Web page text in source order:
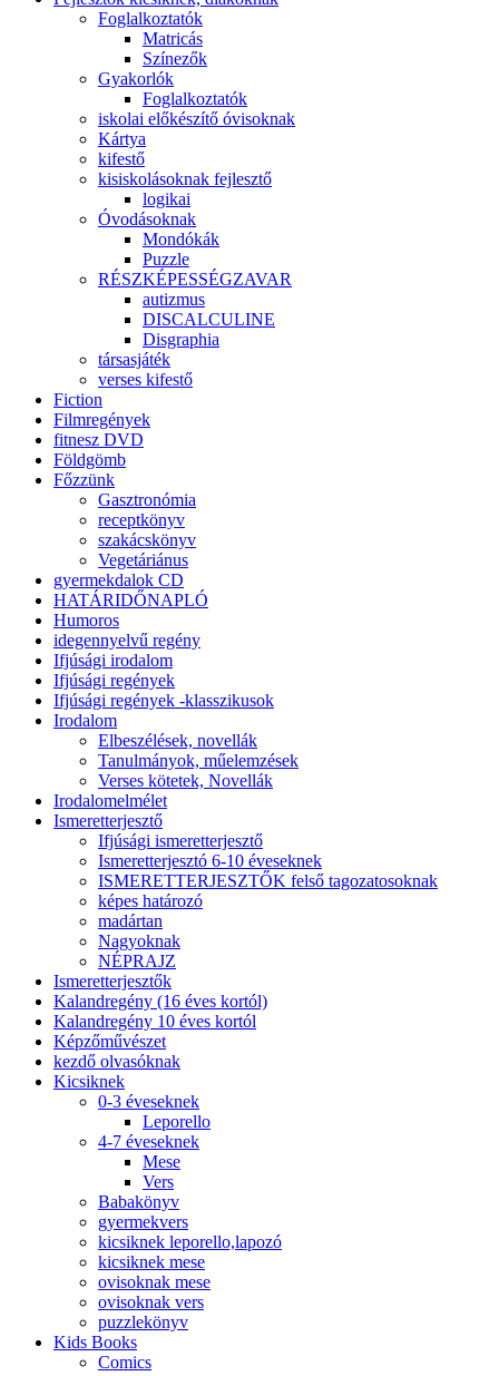
Foglalkoztatók
Matricás
Színezők
Gyakorlók
Foglalkoztatók
iskolai előkészítő óvisoknak
Kártya
kifestő
kisiskolásoknak fejlesztő
logikai
Óvodásoknak
Mondókák
Puzzle
RÉSZKÉPESSÉGZAVAR
autizmus
DISCALCULINE
Disgraphia
társasjáték
verses kifestő
Fiction
Filmregények
fitnesz DVD
Földgömb
Főzzünk
Gasztronómia
receptkönyv
szakácskönyv
Vegetáriánus
gyermekdalok CD
HATÁRIDŐNAPLÓ
Humoros
idegennyelvű regény
Ifjúsági irodalom
Ifjúsági regények
Ifjúsági regények -klasszikusok
Irodalom
Elbeszélések, novellák
Tanulmányok, műelemzések
Verses kötetek, Novellák
Irodalomelmélet
Ismeretterjesztő
Ifjúsági ismeretterjesztő
Ismeretterjesztó 6-10 éveseknek
ISMERETTERJESZTŐK felső tagozatosoknak
képes határozó
madártan
Nagyoknak
NÉPRAJZ
Ismeretterjesztők
Kalandregény (16 éves kortól)
Kalandregény 10 éves kortól
Képzőművészet
kezdő olvasóknak
Kicsiknek
0-3 éveseknek
Leporello
4-7 éveseknek
Mese
Vers
Babakönyv
gyermekvers
kicsiknek leporello,lapozó
kicsiknek mese
ovisoknak mese
ovisoknak vers
puzzlekönyv
Kids Books
Comics